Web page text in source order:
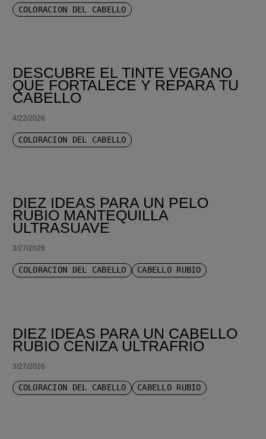
COLORACIÓN DEL CABELLO
DESCUBRE EL TINTE VEGANO
QUE FORTALECE Y REPARA TU
CABELLO
4/22/2026
COLORACIÓN DEL CABELLO
DIEZ IDEAS PARA UN PELO
RUBIO MANTEQUILLA
ULTRASUAVE
3/27/2026
COLORACIÓN DEL CABELLO CABELLO RUBIO
DIEZ IDEAS PARA UN CABELLO
RUBIO CENIZA ULTRAFRÍO
3/27/2026
COLORACIÓN DEL CABELLO CABELLO RUBIO